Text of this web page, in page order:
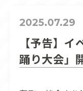
Character
ゲームシ
Game
フェア情
2025.07.29
【予告】
踊り大会」